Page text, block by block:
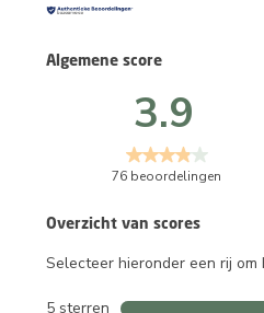
Overzicht van scores
Selecteer hieronder een rij
5 sterren sterren
Algemene score
3.9
76 beoordelingen